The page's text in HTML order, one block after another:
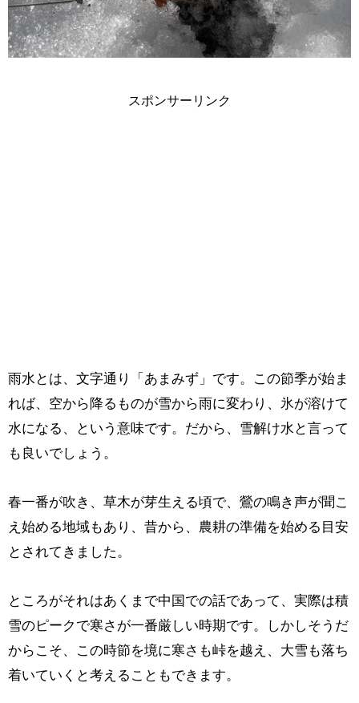
スポンサーリンク
雨水とは、文字通り「あまみず」です。この節季が始ま
れば、空から降るものが雪から雨に変わり、氷が溶けて
水になる、という意味です。だから、雪解け水と言って
も良いでしょう。
春一番が吹き、草木が芽生える頃で、鶯の鳴き声が聞こ
え始める地域もあり、昔から、農耕の準備を始める目安
とされてきました。
ところがそれはあくまで中国での話であって、実際は積
雪のピークで寒さが一番厳しい時期です。しかしそうだ
からこそ、この時節を境に寒さも峠を越え、大雪も落ち
着いていくと考えることもできます。